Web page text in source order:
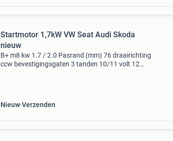
Startmotor 1,7kW VW Seat Audi Skoda
nieuw
B+ m8 kw 1.7 / 2.0 Pasrand (mm) 76 draairichting
ccw bevestigingsgaten 3 tanden 10/11 volt 12
Nieuw Verzenden